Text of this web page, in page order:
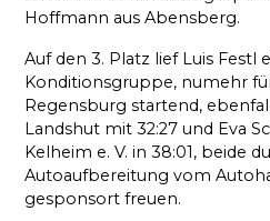
Hoffmann aus Abensberg.
Auf den 3. Platz lief Luis Festl
Konditionsgruppe, numehr
Regensburg startend,
Landshut mit 32:27 und Eva
Kelheim e. V. in 38:01, beide
Autoaufbereitung vom
gesponsort freuen.